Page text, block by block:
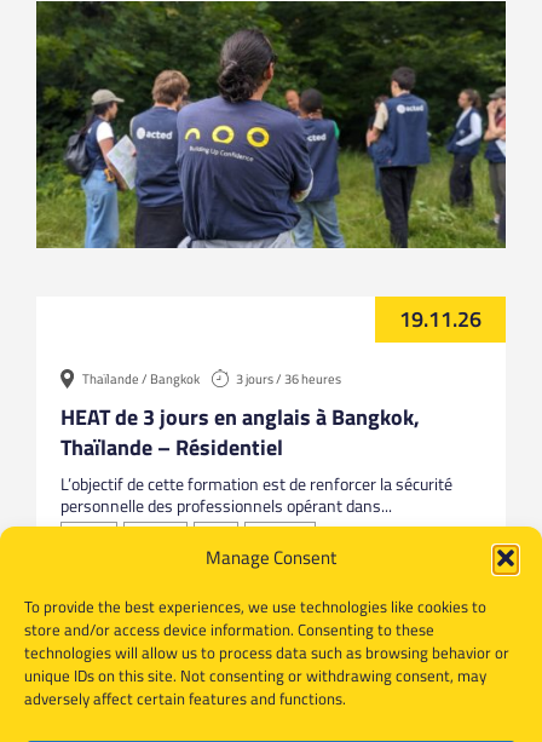
Manage Consent
To provide the best experiences, we use technologies like cookies to
store and/or access device information. Consenting to these
technologies will allow us to process data such as browsing behavior or
unique IDs on this site. Not consenting or withdrawing consent, may
adversely affect certain features and functions.
19.11.26
Thaïlande / Bangkok 3 jours / 36 heures
HEAT de 3 jours en anglais à Bangkok,
Thaïlande – Résidentiel
L’objectif de cette formation est de renforcer la sécurité
personnelle des professionnels opérant dans...
Anglais Bangkok HEAT Thailande